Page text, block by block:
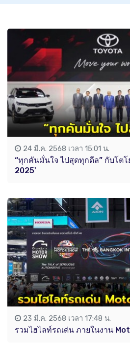
24 มี.ค. 2568 เวลา 15:01 น.
“ทุกคันมั่นใจ ไปสุดทุกดีล” กับโต
2025'
23 มี.ค. 2568 เวลา 17:48 น.
รวมไฮไลท์รถเด่น ภายในงาน